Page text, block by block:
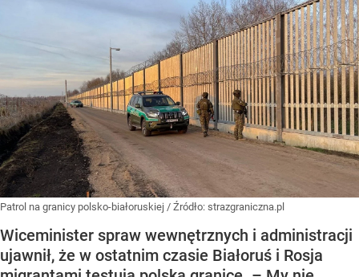
Patrol na granicy polsko-białoruskiej / Źródło: strazgraniczna.pl
Wiceminister spraw wewnętrznych i administracji
ujawnił, że w ostatnim czasie Białoruś i Rosja